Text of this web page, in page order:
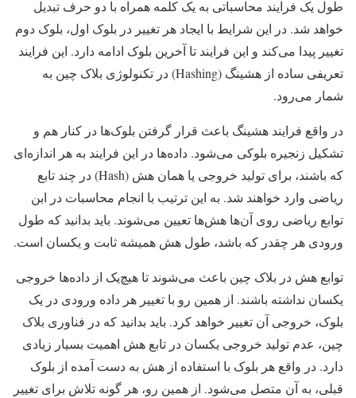
طول یک فرایند محاسباتی به یک کلمه همراه با دو حرف تبدیل
خواهد شد. در این شرایط با ایجاد هر تغییر در بلوک اول، بلوک دوم
تغییر پیدا می‌کند و این فرایند تا آخرین بلوک ادامه دارد. این فرایند
تعریفی ساده از هشینگ (Hashing) در تکنولوژی بلاک چین به
شمار می‌رود.
در واقع فرایند هشینگ باعث قرار گرفتن بلوک‌ها در کنار هم و
تشکیل زنجیره بلوکی می‌شود. داده‌ها در این فرایند به هر اندازه‌ای
که باشند، برای تولید خروجی یا همان هش (Hash) در چند تابع
ریاضی وارد خواهند شد. به این ترتیب با انجام محاسبات در ابن
توابع ریاضی روی آن‌ها هش‌ها تعیین می‌شوند. باید بدانید که طول
ورودی هر چقدر که باشد، طول هش همیشه ثابت و یکسان است.
توابع هش در بلاک چین باعث می‌شوند تا هیچ‌یک از داده‌ها خروجی
یکسان نداشته باشند. از همین رو با تغییر هر داده ورودی در یک
بلوک، خروجی آن تغییر خواهد کرد. باید بدانید که در فناوری بلاک
چین، عدم تولید خروجی یکسان در تابع هش اهمیت بسیار زیادی
دارد. در واقع هر بلوک با استفاده از هش به دست آمده از بلوک
قبلی، به آن متصل می‌شود. از همین رو، هر گونه تلاش برای تغییر